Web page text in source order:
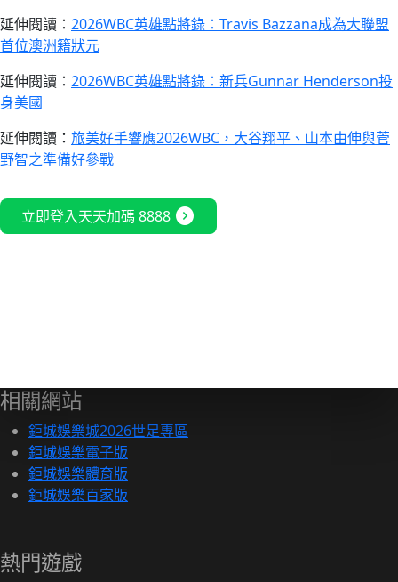
延伸閱讀： 2026WBC英雄點將錄：Travis Bazzana成為大聯盟
首位澳洲籍狀元
延伸閱讀： 2026WBC英雄點將錄：新兵Gunnar Henderson投
身美國
延伸閱讀： 旅美好手響應2026WBC，大谷翔平、山本由伸與菅
野智之準備好參戰
立即登入天天加碼 8888 expand_circle_right
相關網站
鉅城娛樂城2026世足專區
鉅城娛樂電子版
鉅城娛樂體育版
鉅城娛樂百家版
熱門遊戲